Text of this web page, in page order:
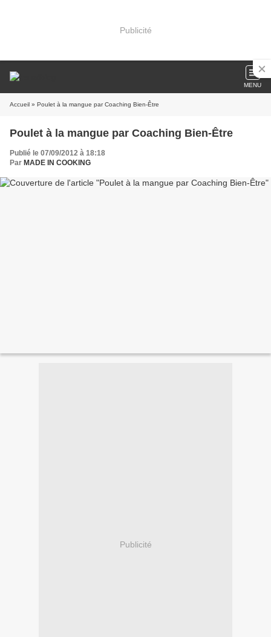
Publicité
MENU
Accueil » Poulet à la mangue par Coaching Bien-Être
Poulet à la mangue par Coaching Bien-Être
Publié le 07/09/2012 à 18:18
Par MADE IN COOKING
Publicité